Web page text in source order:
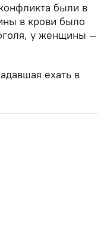
были в
в крови было
у женщины —
ехать в